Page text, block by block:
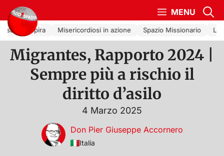
Vai al contenuto
MENU
che Ispira Misericordiosi in azione Spazio Missionario La
Migrantes, Rapporto 2024 |
Sempre più a rischio il
diritto d’asilo
4 Marzo 2025
Don Pier Giuseppe Accornero
Italia